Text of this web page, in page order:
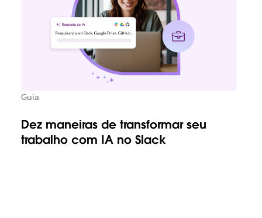
Guia
Dez maneiras de transformar seu
trabalho com IA no Slack